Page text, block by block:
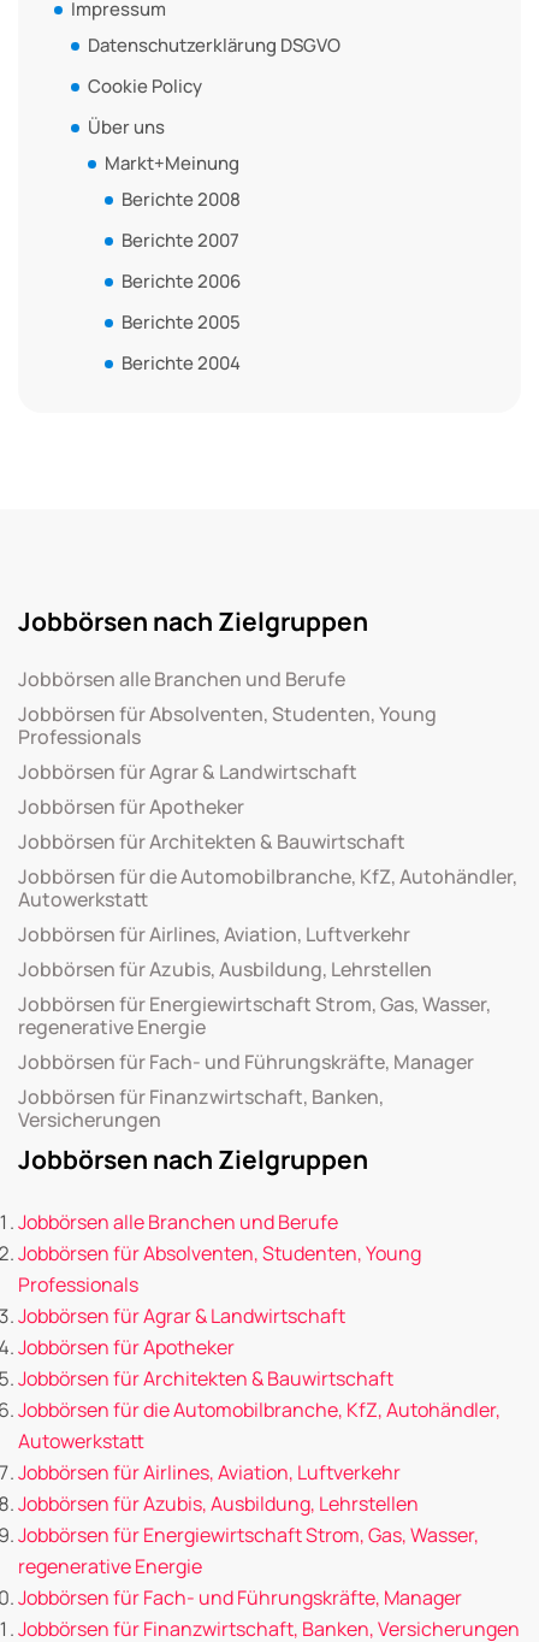
Impressum
Datenschutzerklärung DSGVO
Cookie Policy
Über uns
Markt+Meinung
Berichte 2008
Berichte 2007
Berichte 2006
Berichte 2005
Berichte 2004
Jobbörsen nach Zielgruppen
Jobbörsen alle Branchen und Berufe
Jobbörsen für Absolventen, Studenten, Young
Professionals
Jobbörsen für Agrar & Landwirtschaft
Jobbörsen für Apotheker
Jobbörsen für Architekten & Bauwirtschaft
Jobbörsen für die Automobilbranche, KfZ, Autohändler,
Autowerkstatt
Jobbörsen für Airlines, Aviation, Luftverkehr
Jobbörsen für Azubis, Ausbildung, Lehrstellen
Jobbörsen für Energiewirtschaft Strom, Gas, Wasser,
regenerative Energie
Jobbörsen für Fach- und Führungskräfte, Manager
Jobbörsen für Finanzwirtschaft, Banken,
Versicherungen
Jobbörsen nach Zielgruppen
Jobbörsen alle Branchen und Berufe
Jobbörsen für Absolventen, Studenten, Young
Professionals
Jobbörsen für Agrar & Landwirtschaft
Jobbörsen für Apotheker
Jobbörsen für Architekten & Bauwirtschaft
Jobbörsen für die Automobilbranche, KfZ, Autohändler,
Autowerkstatt
Jobbörsen für Airlines, Aviation, Luftverkehr
Jobbörsen für Azubis, Ausbildung, Lehrstellen
Jobbörsen für Energiewirtschaft Strom, Gas, Wasser,
regenerative Energie
Jobbörsen für Fach- und Führungskräfte, Manager
Jobbörsen für Finanzwirtschaft, Banken, Versicherungen